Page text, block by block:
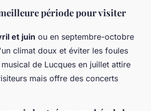
période pour visiter
et juin ou en septembre-octobre
climat doux et éviter les foules
de Lucques en juillet attire
mais offre des concerts